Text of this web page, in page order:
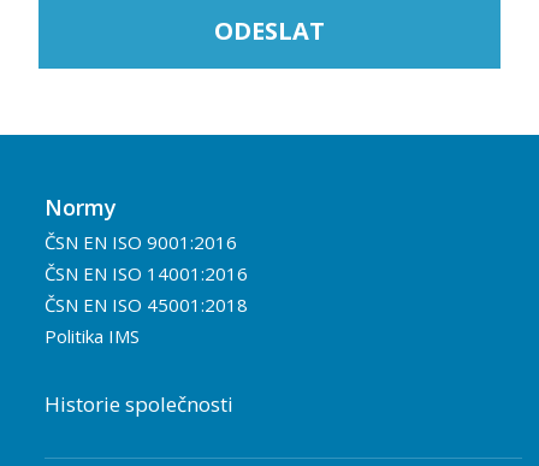
Normy
ČSN EN ISO 9001:2016
ČSN EN ISO 14001:2016
ČSN EN ISO 45001:2018
Politika IMS
Historie společnosti